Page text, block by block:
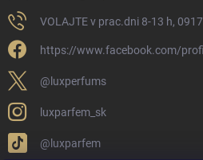
VOLAJTE v prac.dni 8-13 h,
https://www.facebook.com/
@luxperfums
luxparfem_sk
@luxparfem